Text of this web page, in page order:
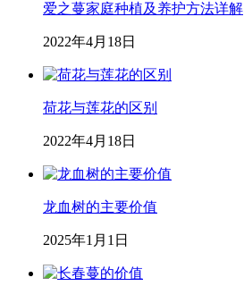
爱之蔓家庭种植及养护方法详解
2022年4月18日
荷花与莲花的区别
2022年4月18日
龙血树的主要价值
2025年1月1日